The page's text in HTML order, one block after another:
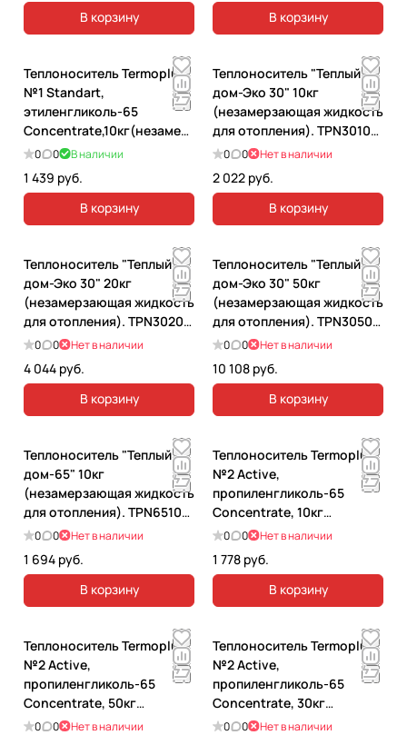
В корзину
В корзину
Теплоноситель Termoplus
№1 Standart,
этиленгликоль-65
Concentrate,10кг(незамер
з.жидк.д/отоп)красный.
0 0 В наличии
1 439 руб.
В корзину
Теплоноситель "Теплый
дом-Эко 30" 10кг
(незамерзающая жидкость
для отопления). TPN3010
(20447)
0 0 Нет в наличии
2 022 руб.
В корзину
Теплоноситель "Теплый
дом-Эко 30" 20кг
(незамерзающая жидкость
для отопления). TPN3020
(20676)
0 0 Нет в наличии
4 044 руб.
В корзину
Теплоноситель "Теплый
дом-Эко 30" 50кг
(незамерзающая жидкость
для отопления). TPN3050
(20683)
0 0 Нет в наличии
10 108 руб.
В корзину
Теплоноситель "Теплый
дом-65" 10кг
(незамерзающая жидкость
для отопления). TPN6510
(20317)
0 0 Нет в наличии
1 694 руб.
В корзину
Теплоноситель Termoplus
№2 Active,
пропиленгликоль-65
Concentrate, 10кг
(незамерз.жидк. д/
0 0 Нет в наличии
1 778 руб.
В корзину
Теплоноситель Termoplus
№2 Active,
пропиленгликоль-65
Concentrate, 50кг
(незамерз.жидк. д/
0 0 Нет в наличии
Теплоноситель Termoplus
№2 Active,
пропиленгликоль-65
Concentrate, 30кг
(незамерз.жидк. д/
0 0 Нет в наличии